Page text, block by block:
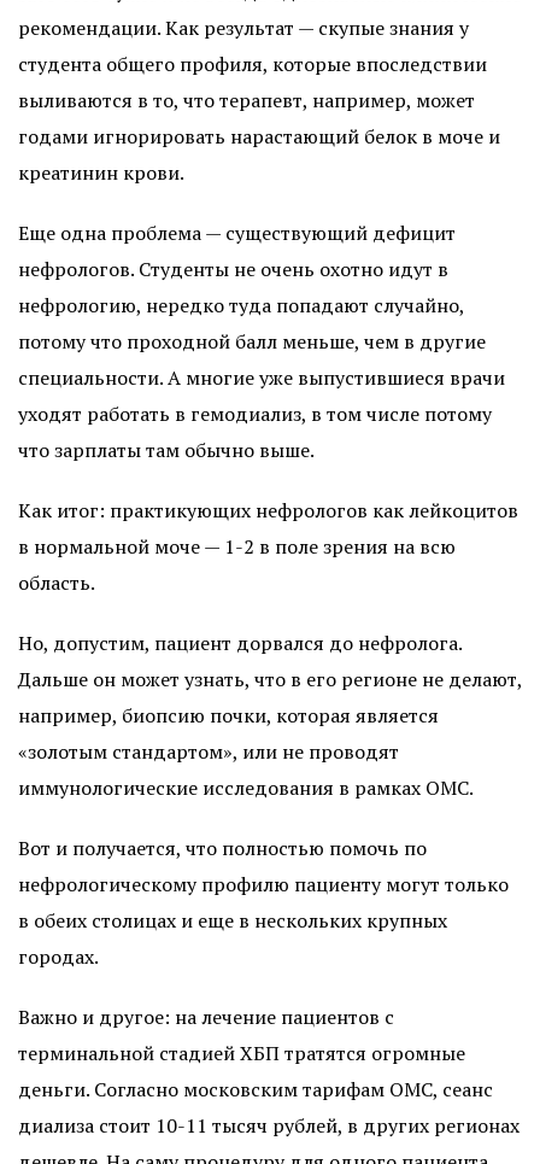
рекомендации. Как результат — скупые знания у
студента общего профиля, которые впоследствии
выливаются в то, что терапевт, например, может
годами игнорировать нарастающий белок в моче и
креатинин крови.
Еще одна проблема — существующий дефицит
нефрологов. Студенты не очень охотно идут в
нефрологию, нередко туда попадают случайно,
потому что проходной балл меньше, чем в другие
специальности. А многие уже выпустившиеся врачи
уходят работать в гемодиализ, в том числе потому
что зарплаты там обычно выше.
Как итог: практикующих нефрологов как лейкоцитов
в нормальной моче — 1-2 в поле зрения на всю
область.
Но, допустим, пациент дорвался до нефролога.
Дальше он может узнать, что в его регионе не делают,
например, биопсию почки, которая является
«золотым стандартом», или не проводят
иммунологические исследования в рамках ОМС.
Вот и получается, что полностью помочь по
нефрологическому профилю пациенту могут только
в обеих столицах и еще в нескольких крупных
городах.
Важно и другое: на лечение пациентов с
терминальной стадией ХБП тратятся огромные
деньги. Согласно московским тарифам ОМС, сеанс
диализа стоит 10-11 тысяч рублей, в других регионах